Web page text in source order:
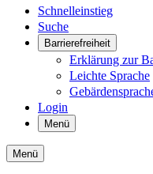
Schnelleinstieg
Suche
Barrierefreiheit
Erklärung zur
Leichte Sprache
Login
Menü
Menü